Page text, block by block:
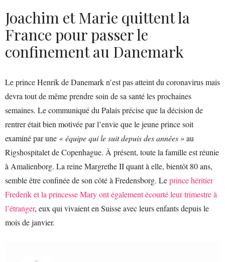
Joachim et Marie quittent la
France pour passer le
confinement au Danemark
Le prince Henrik de Danemark n’est pas atteint du coronavirus mais
devra tout de même prendre soin de sa santé les prochaines
semaines. Le communiqué du Palais précise que la décision de
rentrer était bien motivée par l’envie que le jeune prince soit
examiné par une « équipe qui le suit depuis des années »au
Rigshospitalet de Copenhague. À présent, toute la famille est réunie
à Amalienborg. La reine Margrethe II quant à elle, bientôt 80 ans,
semble être confinée de son côté à Fredensborg. Leprince héritier
Frederik et la princesse Mary ont également écourté leur trimestre à
l’étranger, eux qui vivaient en Suisse avec leurs enfants depuis le
mois de janvier.